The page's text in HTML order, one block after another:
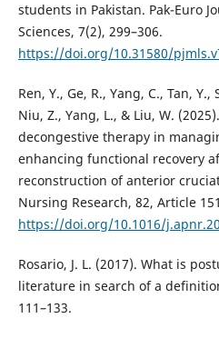
students in Pakistan. Pak-Euro
Sciences, 7(2), 299–306.
https://doi.org/10.31580/
Ren, Y., Ge, R., Yang, C., Tan,
Niu, Z., Yang, L., & Liu, W.
decongestive therapy in
enhancing functional recovery
reconstruction of anterior
Nursing Research, 82, Article
https://doi.org/10.1016/
Rosario, J. L. (2017). What is
literature in search of a
111–133.